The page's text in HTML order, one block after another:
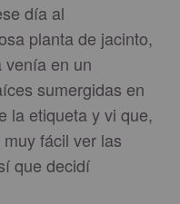
día al
planta de jacinto,
venía en un
sumergidas en
la etiqueta y vi que,
fácil ver las
que decidí